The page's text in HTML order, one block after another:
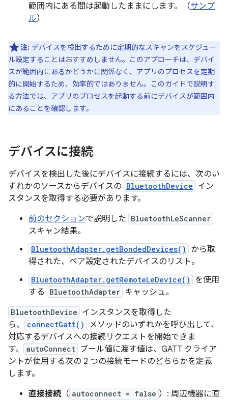
範囲内にある間は起動したままにします。（サンプ
ル）
注: デバイスを検出するために定期的なスキャンをスケジュー
ル設定することはおすすめしません。このアプローチは、デバイ
スが範囲内にあるかどうかに関係なく、アプリのプロセスを定期
的に開始するため、効率的ではありません。このガイドで説明す
る方法では、アプリのプロセスを起動する前にデバイスが範囲内
にあることを確認します。
デバイスに接続
デバイスを検出した後にデバイスに接続するには、次のい
ずれかのソースからデバイスの BluetoothDevice イン
スタンスを取得する必要があります。
前のセクションで説明した BluetoothLeScanner
スキャン結果。
BluetoothAdapter.getBondedDevices()
から取
得された、ペア設定されたデバイスのリスト。
BluetoothAdapter.getRemoteLeDevice()
を使用
する
BluetoothAdapter キャッシュ。
BluetoothDevice インスタンスを取得した
ら、
connectGatt()
メソッドのいずれかを呼び出して、
対応するデバイスへの接続リクエストを開始できま
す。
autoConnect
ブール値に渡す値は、GATT クライア
ントが使用する次の 2 つの接続モードのどちらかを定義
します。
直接接続（ autoconnect = false ）: 周辺機器に直